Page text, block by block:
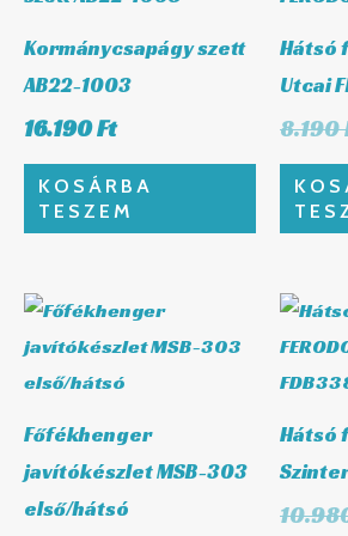
Kormánycsapágy szett
AB22-1003
16.190Ft
KOSÁRBA
TESZEM
Hátsó
Utcai
8.190
Főfékhenger
javítókészlet MSB-303
első/hátsó
Hátsó